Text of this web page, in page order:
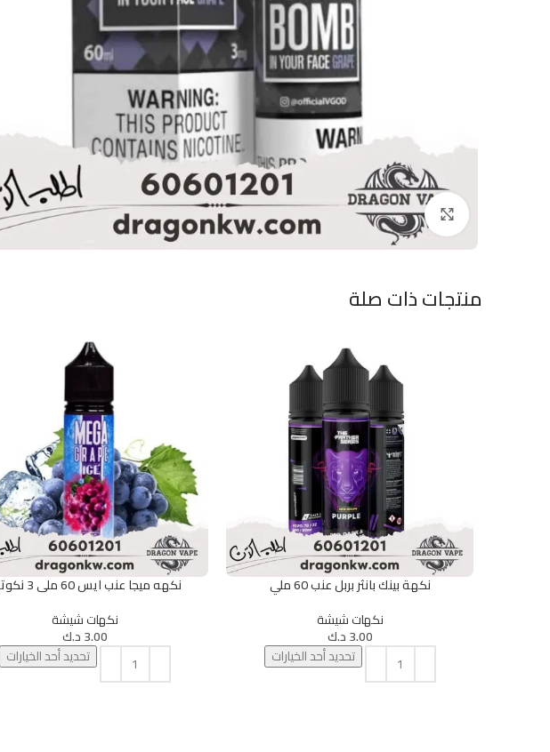
Click to enlarge
منتجات ذات صلة
تحديد أحد الخيارات
نكهة بينك بانثر بربل عنب 60 ملي
نكهات شيشة
3.00د.ك
تحديد أحد الخيارات
تحديد أحد الخيارات
نكهه ميجا عنب ايس 60 ملى 3 نكوتين
نكهات شيشة
3.00د.ك
تحديد أحد الخيارات